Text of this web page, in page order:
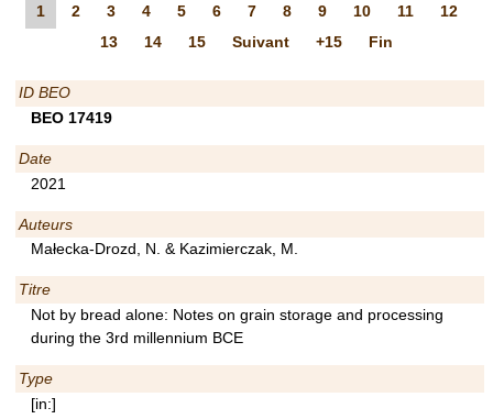
1
2 3 4 5 6 7 8 9 10 11
12
13
14 15 Suivant +15 Fin
ID BEO
BEO 17419
Date
2021
Auteurs
Małecka-Drozd, N. & Kazimierczak, M.
Titre
Not by bread alone: Notes on grain storage and processing
during the 3rd millennium BCE
Type
[in:]